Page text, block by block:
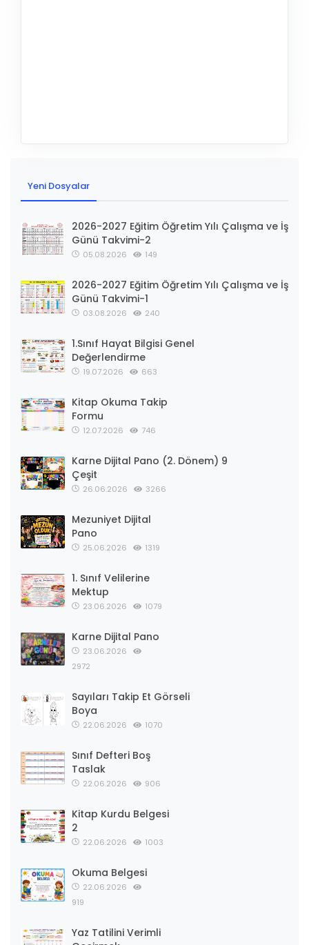
Yeni Dosyalar
2026-2027 Eğitim Öğretim Yılı Çalışma ve İş
Günü Takvimi-2
05.08.2026 149
2026-2027 Eğitim Öğretim Yılı Çalışma ve İş
Günü Takvimi-1
03.08.2026 240
1.Sınıf Hayat Bilgisi Genel
Değerlendirme
19.07.2026 663
Kitap Okuma Takip
Formu
12.07.2026 746
Karne Dijital Pano (2. Dönem) 9
Çeşit
26.06.2026 3266
Mezuniyet Dijital
Pano
25.06.2026 1319
1. Sınıf Velilerine
Mektup
23.06.2026 1079
Karne Dijital Pano
23.06.2026
2972
Sayıları Takip Et Görseli
Boya
22.06.2026 1070
Sınıf Defteri Boş
Taslak
22.06.2026 906
Kitap Kurdu Belgesi
2
22.06.2026 1003
Okuma Belgesi
22.06.2026
919
Yaz Tatilini Verimli